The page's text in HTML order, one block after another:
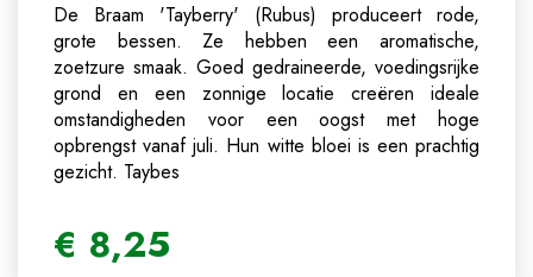
De Braam 'Tayberry' (Rubus) produceert rode,
grote bessen. Ze hebben een aromatische,
zoetzure smaak. Goed gedraineerde, voedingsrijke
grond en een zonnige locatie creëren ideale
omstandigheden voor een oogst met hoge
opbrengst vanaf juli. Hun witte bloei is een prachtig
gezicht. Taybes
€ 8,25